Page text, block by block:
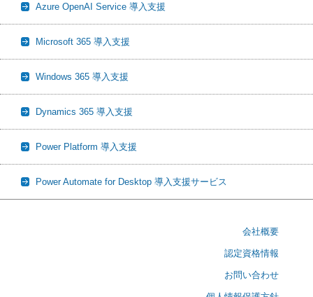
Azure OpenAI Service 導入支援
Microsoft 365 導入支援
Windows 365 導入支援
Dynamics 365 導入支援
Power Platform 導入支援
Power Automate for Desktop 導入支援サービス
会社概要
認定資格情報
お問い合わせ